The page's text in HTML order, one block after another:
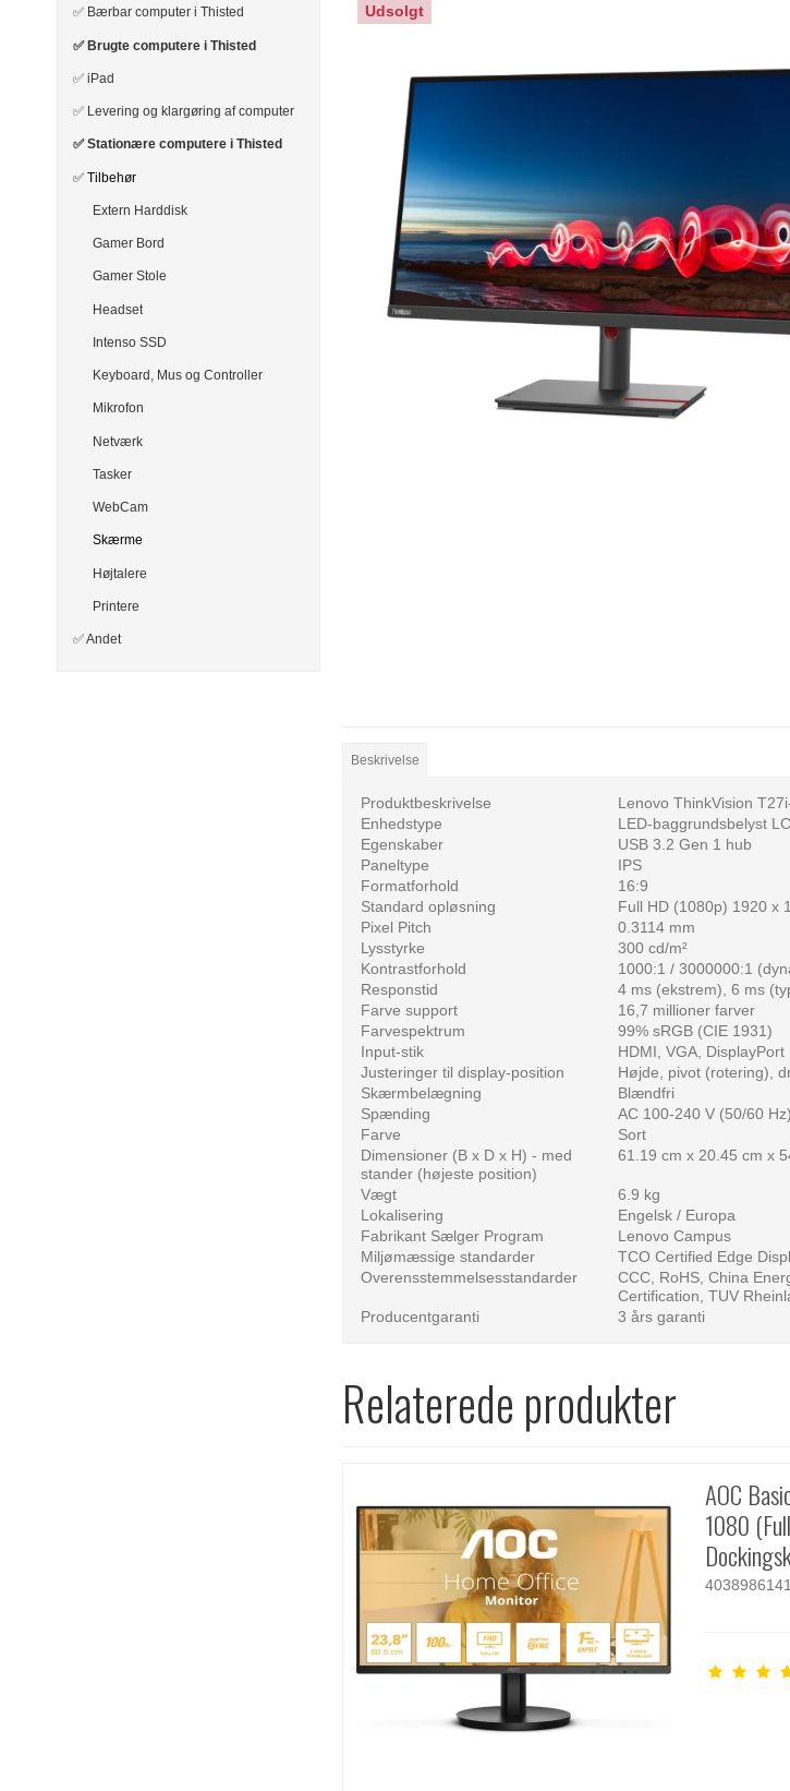
✅ Bærbar computer i Thisted
✅ Brugte computere i Thisted
✅ iPad
✅ Levering og klargøring af computer
✅ Stationære computere i Thisted
✅ Tilbehør
Extern Harddisk
Gamer Bord
Gamer Stole
Headset
Intenso SSD
Keyboard, Mus og Controller
Mikrofon
Netværk
Tasker
WebCam
Skærme
Højtalere
Printere
✅ Andet
Udsolgt
Beskrivelse
Produktbeskrivelse
Lenovo ThinkVision
Enhedstype
LED-baggrundsbelyst
Egenskaber
USB 3.2 Gen 1 hub
Paneltype
IPS
Formatforhold
16:9
Standard opløsning
Full HD (1080p) 1920 x
Pixel Pitch
0.3114 mm
Lysstyrke
300 cd/m²
Kontrastforhold
1000:1 / 3000000:1
Responstid
4 ms (ekstrem), 6 ms
Farve support
16,7 millioner farver
Farvespektrum
99% sRGB (CIE 1931)
Input-stik
HDMI, VGA, DisplayPort
Justeringer til display-position
Højde, pivot (rotering),
Skærmbelægning
Blændfri
Spænding
AC 100-240 V (50/60 Hz)
Farve
Sort
Dimensioner (B x D x H) - med
stander (højeste position)
61.19 cm x 20.45 cm x
Vægt
6.9 kg
Lokalisering
Engelsk / Europa
Fabrikant Sælger Program
Lenovo Campus
Miljømæssige standarder
TCO Certified Edge
Overensstemmelsesstandarder
CCC, RoHS, China
Certification, TUV
Producentgaranti
3 års garanti
Relaterede produkter
AOC
1080